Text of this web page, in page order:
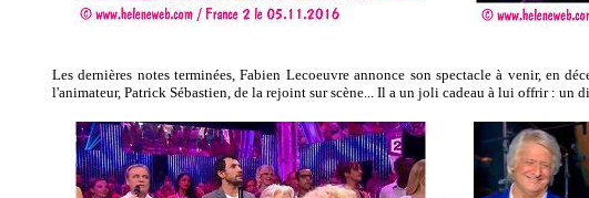
Les dernières notes terminées, Fabien Lecoeuvre annonce son spectacle à venir, en
l'animateur, Patrick Sébastien, de la rejoint sur scène... Il a un joli cadeau à lui offrir : un